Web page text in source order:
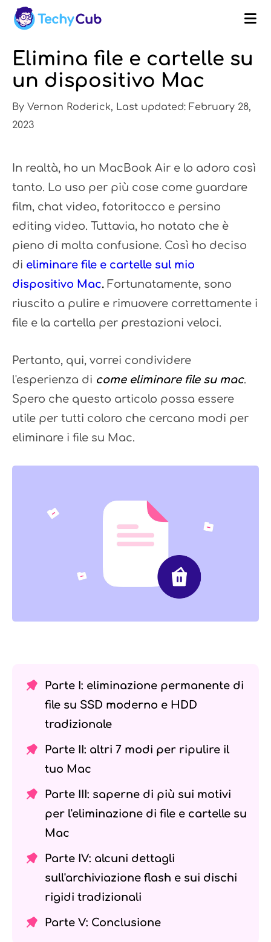
Elimina file e cartelle su
un dispositivo Mac
By Vernon Roderick, Last updated: February 28,
2023
In realtà, ho un MacBook Air e lo adoro così
tanto. Lo uso per più cose come guardare
film, chat video, fotoritocco e persino
editing video. Tuttavia, ho notato che è
pieno di molta confusione. Così ho deciso
di eliminare file e cartelle sul mio
dispositivo Mac. Fortunatamente, sono
riuscito a pulire e rimuovere correttamente i
file e la cartella per prestazioni veloci.
Pertanto, qui, vorrei condividere
l'esperienza di come eliminare file su mac.
Spero che questo articolo possa essere
utile per tutti coloro che cercano modi per
eliminare i file su Mac.
Parte I: eliminazione permanente di
file su SSD moderno e HDD
tradizionale
Parte II: altri 7 modi per ripulire il
tuo Mac
Parte III: saperne di più sui motivi
per l'eliminazione di file e cartelle su
Mac
Parte IV: alcuni dettagli
sull'archiviazione flash e sui dischi
rigidi tradizionali
Parte V: Conclusione